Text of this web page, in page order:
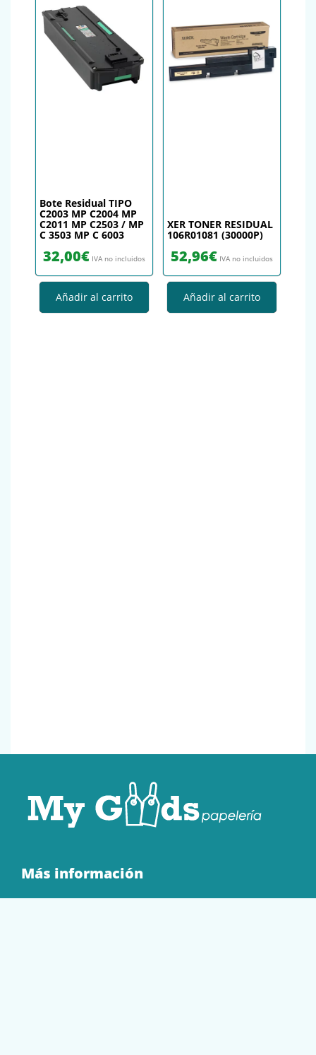
Bote Residual TIPO
C2003 MP C2004 MP
C2011 MP C2503 / MP
C 3503 MP C 6003
32,00€ IVA no incluidos
Añadir al carrito
XER TONER RESIDUAL
106R01081 (30000P)
52,96€ IVA no incluidos
Añadir al carrito
Más información